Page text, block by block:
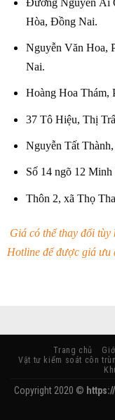
Hòa, Đồng Nai.
Nguyễn Văn Hoa,
Nai.
Hoàng Hoa Thám,
37 Tô Hiệu, Thị
Nguyễn Tất
Số 14 ngõ 12
Thôn 2, xã Thọ
Giá có thể thay đổi
Hotline để được giá ưu
Trang chủ
Vật tư kiểm soát côn
Copyright 2020 ©